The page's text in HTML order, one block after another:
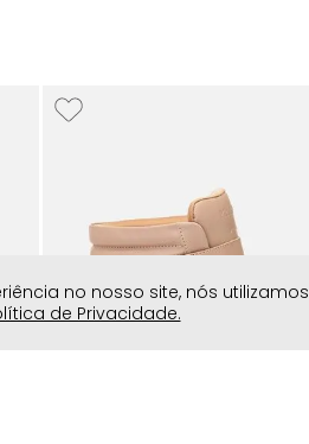
no nosso site, nós utilizamos
de Privacidade.